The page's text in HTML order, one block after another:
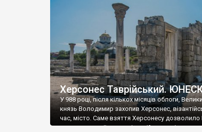
візантійської доби. Раритети викрадені з
культурної спадщини ЮНЕСКО «Херсонеса
Офіційно – на виставку «Золото Візантії», але
влада в Україні вважають це лише […]
Херсонес Таврійський.
У 988 році, після кількох місяців облоги,
князь Володимир захопив Херсонес,
час, місто. Саме взяття Херсонесу
диктувати свої умови візантійському